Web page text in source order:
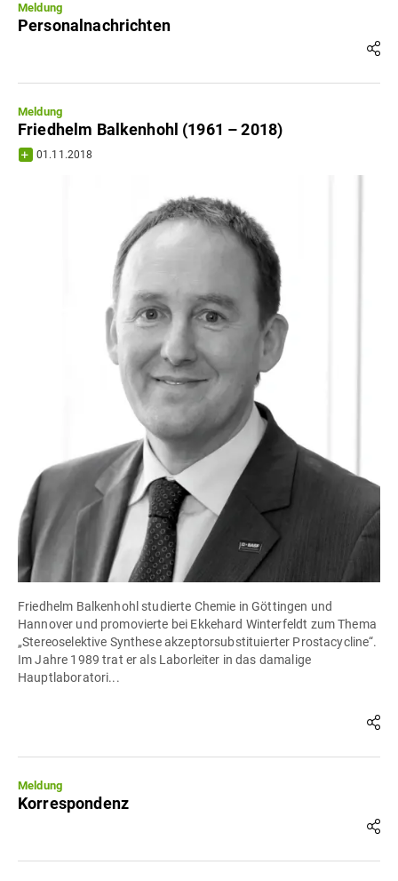
Meldung
Personalnachrichten
Meldung
Friedhelm Balkenhohl (1961 – 2018)
01.11.2018
Friedhelm Balkenhohl studierte Chemie in Göttingen und
Hannover und promovierte bei Ekkehard Winterfeldt zum Thema
„Stereoselektive Synthese akzeptorsubstituierter Prostacycline“.
Im Jahre 1989 trat er als Laborleiter in das damalige
Hauptlaboratori...
Meldung
Korrespondenz